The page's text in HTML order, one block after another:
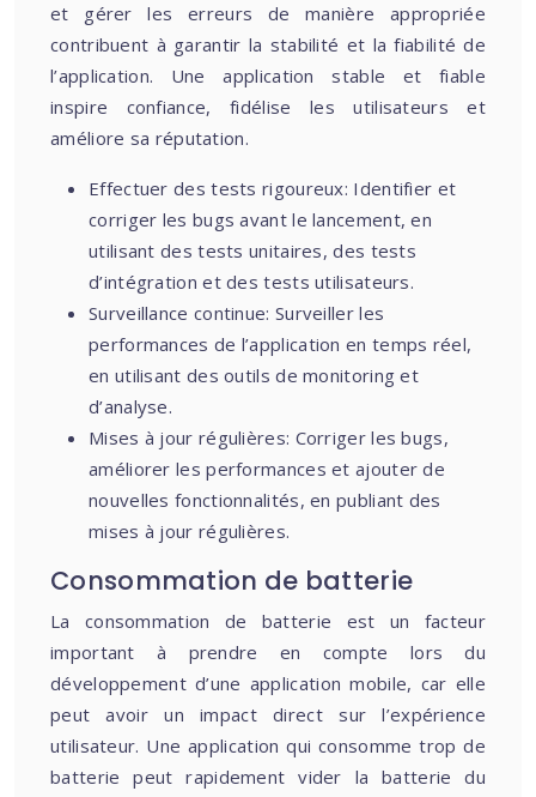
et gérer les erreurs de manière appropriée
contribuent à garantir la stabilité et la fiabilité de
l’application. Une application stable et fiable
inspire confiance, fidélise les utilisateurs et
améliore sa réputation.
Effectuer des tests rigoureux: Identifier et
corriger les bugs avant le lancement, en
utilisant des tests unitaires, des tests
d’intégration et des tests utilisateurs.
Surveillance continue: Surveiller les
performances de l’application en temps réel,
en utilisant des outils de monitoring et
d’analyse.
Mises à jour régulières: Corriger les bugs,
améliorer les performances et ajouter de
nouvelles fonctionnalités, en publiant des
mises à jour régulières.
Consommation de batterie
La consommation de batterie est un facteur
important à prendre en compte lors du
développement d’une application mobile, car elle
peut avoir un impact direct sur l’expérience
utilisateur. Une application qui consomme trop de
batterie peut rapidement vider la batterie du